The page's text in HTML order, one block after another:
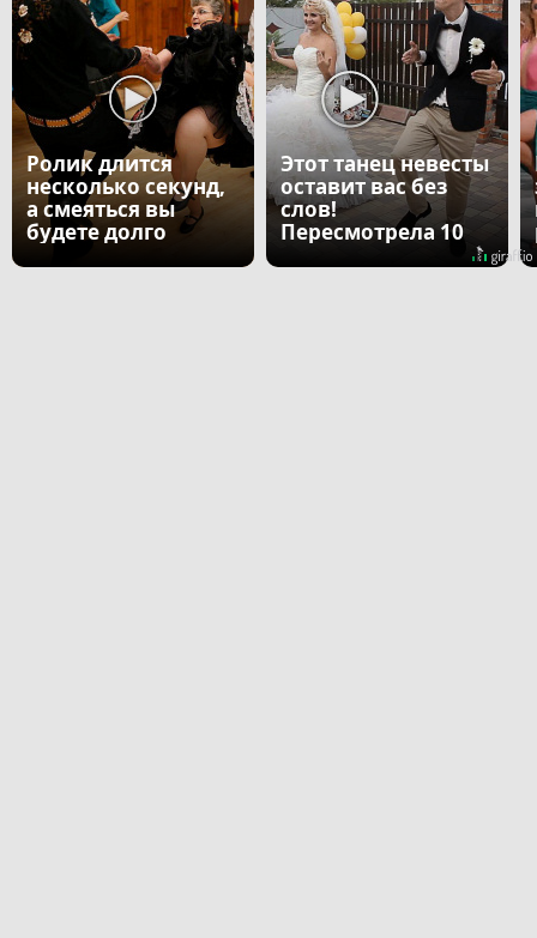
Ролик длится
несколько секунд,
а смеяться вы
будете долго
Этот танец невесты
оставит вас без
слов!
Пересмотрела 10